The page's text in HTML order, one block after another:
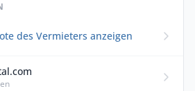
des Vermieters anzeigen